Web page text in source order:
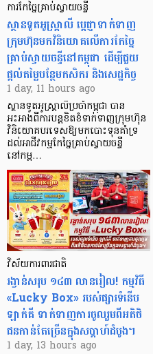
ការកែច្នៃគ្រាប់ស្វាយចន្ទី
ស្ថានទូតអូស្ត្រាលី ប្តេជ្ញាទាក់ទាញ
ក្រុមហ៊ុនមក​វិនិយោគលើការកែច្នៃ
គ្រាប់ស្វាយចន្ទីនៅកម្ពុជា ដើម្បីជួយ
ផ្តល់តម្លៃបន្ថែមកសិករ និងសេដ្ឋកិច្ច
1 day, 11 hours ago
ស្ថានទូតអូស្ត្រាលីប្រចាំកម្ពុជា បាន
អះអាងពីការបន្តខិតខំទាក់ទាញក្រុមហ៊ុន
វិនិយោគបរទេសឱ្យមកបោះទុនគាំទ្រ
ដល់អាជីវកម្មកែច្នៃគ្រាប់ស្វាយចន្ទី
នៅកម្ព…
វិស័យការពារជាតិ
រង្វាន់សរុប ១៤៣ លានរៀល! កម្មវិធី
«Lucky Box» របស់ផ្សារទំនើប
ឡាក់គី ទាក់ទាញការចូលរួមពីអតិថិ
ជនកាន់តែច្រើនក្នុងសប្តាហ៍ដំបូង។
1 day, 13 hours ago